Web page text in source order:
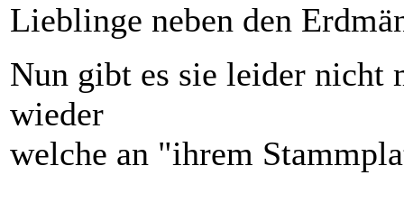
Lieblinge neben den
Nun gibt es sie leider nicht
wieder
welche an "ihrem